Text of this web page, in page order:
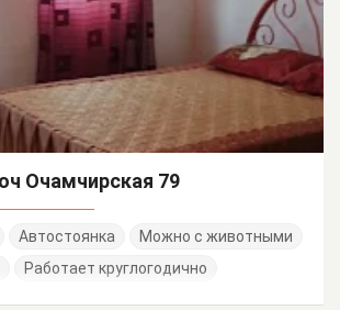
Очамчирская 79
Автостоянка
Можно с животными
Работает круглогодично